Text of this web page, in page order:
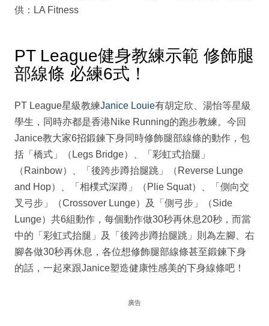
供：LA Fitness
PT League健身教練示範 修飾腿
部線條 必練6式！
PT League星級教練Janice Louie有胡定欣、湯怡等星級
學生，同時亦都是香港Nike Running的跑步教練。今回
Janice教大家6招鍛鍊下身同時修飾腿部線條的動作，包
括「橋式」（Legs Bridge）、「彩虹式抬腿」
（Rainbow）、「後跨步蹲抬腿跳」（Reverse Lunge
and Hop）、「相樸式深蹲」（Plie Squat）、「側向交
叉弓步」（Crossover Lunge）及「側弓步」（Side
Lunge）共6組動作，每個動作做30秒再休息20秒，而當
中的「彩虹式抬腿」及「後跨步蹲抬腿跳」則為左腳、右
腳各做30秒再休息，各位想修飾腿部線條甚至鍛鍊下身
的話，一起來跟Janice塑造健康性感美的下身線條吧！
廣告